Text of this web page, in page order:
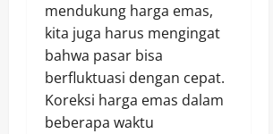
mendukung harga emas,
kita juga harus mengingat
bahwa pasar bisa
berfluktuasi dengan cepat.
Koreksi harga emas dalam
beberapa waktu